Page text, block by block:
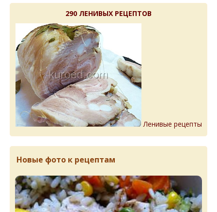
290 ЛЕНИВЫХ РЕЦЕПТОВ
Ленивые рецепты
Новые фото к рецептам